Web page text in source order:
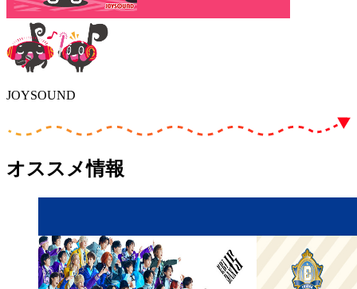
JOYSOUND
オススメ情報